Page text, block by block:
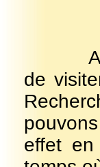
A
de
effet